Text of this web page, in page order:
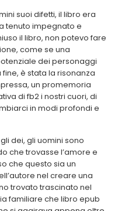
suoi difetti, il libro era
tenuto impegnato e
il libro, non potevo fare
come se una
dei personaggi
è stata la risonanza
un promemoria
di fb2 i nostri cuori, di
in modi profondi e
dei, gli uomini sono
che trovasse l’amore e
che questo sia un
nel creare una
trovato trascinato nel
familiare che libro epub